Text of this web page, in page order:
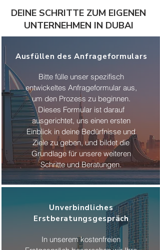
DEINE SCHRITTE ZUM EIGENEN
UNTERNEHMEN IN DUBAI
Ausfüllen des Anfrageformulars
Bitte fülle unser spezifisch
entwickeltes Anfrageformular aus,
um den Prozess zu beginnen.
Dieses Formular ist darauf
ausgerichtet, uns einen ersten
Einblick in deine Bedürfnisse und
Ziele zu geben, und bildet die
Grundlage für unsere weiteren
Schritte und Beratungen.
Unverbindliches
Erstberatungsgespräch
In unserem kostenfreien